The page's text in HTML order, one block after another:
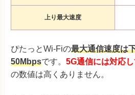
上り最大速度
ぴたっとWi-Fiの最大通信速度は
50Mbpsです。 5G通信には対応
の数値は高くありません。